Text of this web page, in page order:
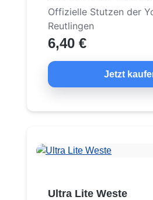
Offizielle Stutzen der
Reutlingen
6,40 €
Jetzt
Ultra Lite Weste